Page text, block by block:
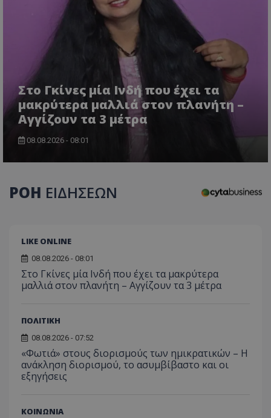
Στο Γκίνες μία Ινδή που έχει τα
μακρύτερα μαλλιά στον πλανήτη –
Αγγίζουν τα 3 μέτρα
08.08.2026 - 08:01
ΡΟΗ ΕΙΔΗΣΕΩΝ
LIKE ONLINE
08.08.2026 - 08:01
Στο Γκίνες μία Ινδή που έχει τα μακρύτερα
μαλλιά στον πλανήτη – Αγγίζουν τα 3 μέτρα
ΠΟΛΙΤΙΚΗ
08.08.2026 - 07:52
«Φωτιά» στους διορισμούς των ημικρατικών – Η
ανάκληση διορισμού, το ασυμβίβαστο και οι
εξηγήσεις
ΚΟΙΝΩΝΙΑ
για
του
_ga_J7RS52TMNC
.tothemaonline.com
1 χρόνος 1